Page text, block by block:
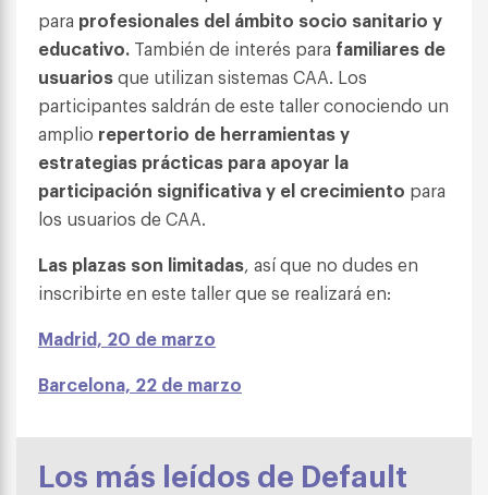
para profesionales del ámbito socio sanitario y
educativo. También de interés para familiares de
usuariosque utilizan sistemas CAA. Los
participantes saldrán de este taller conociendo un
amplio repertorio de herramientas y
estrategias prácticas para apoyar la
participación significativa y el crecimiento para
los usuarios de CAA.
Las plazas son limitadas, así que no dudes en
inscribirte en este taller que se realizará en:
Madrid, 20 de marzo
Barcelona, 22 de marzo
Los más leídos de Default